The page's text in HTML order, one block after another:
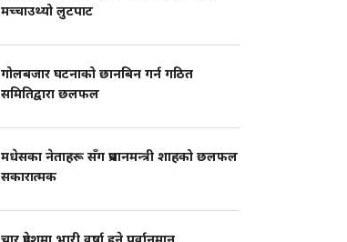
मच्चाउथ्यो लुटपाट
गोलबजार घटनाको छानबिन गर्न गठित
समितिद्वारा छलफल
मधेसका नेताहरू सँग प्रधानमन्त्री शाहको छलफल
सकारात्मक
चार प्रदेशमा भारी वर्षा हुने पूर्वानुमान